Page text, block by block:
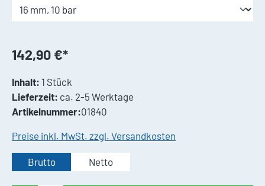
142,90 €*
Inhalt: 1 Stück
Lieferzeit: ca. 2-5 Werktage
Artikelnummer:01840
Preise inkl. MwSt. zzgl. Versandkosten
Brutto Netto